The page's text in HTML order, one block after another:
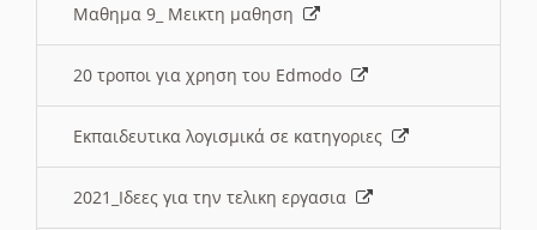
Μαθημα 9_ Μεικτη μαθηση
20 τροποι για χρηση του Edmodo
Εκπαιδευτικα λογισμικά σε κατηγοριες
2021_Ιδεες για την τελικη εργασια